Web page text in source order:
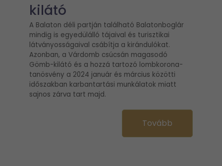
kilátó
A Balaton déli partján található Balatonboglár
mindig is egyedülálló tájaival és turisztikai
látványosságaival csábítja a kirándulókat.
Azonban, a Várdomb csúcsán magasodó
Gömb-kilátó és a hozzá tartozó lombkorona-
tanösvény a 2024 január és március közötti
időszakban karbantartási munkálatok miatt
sajnos zárva tart majd.
Tovább